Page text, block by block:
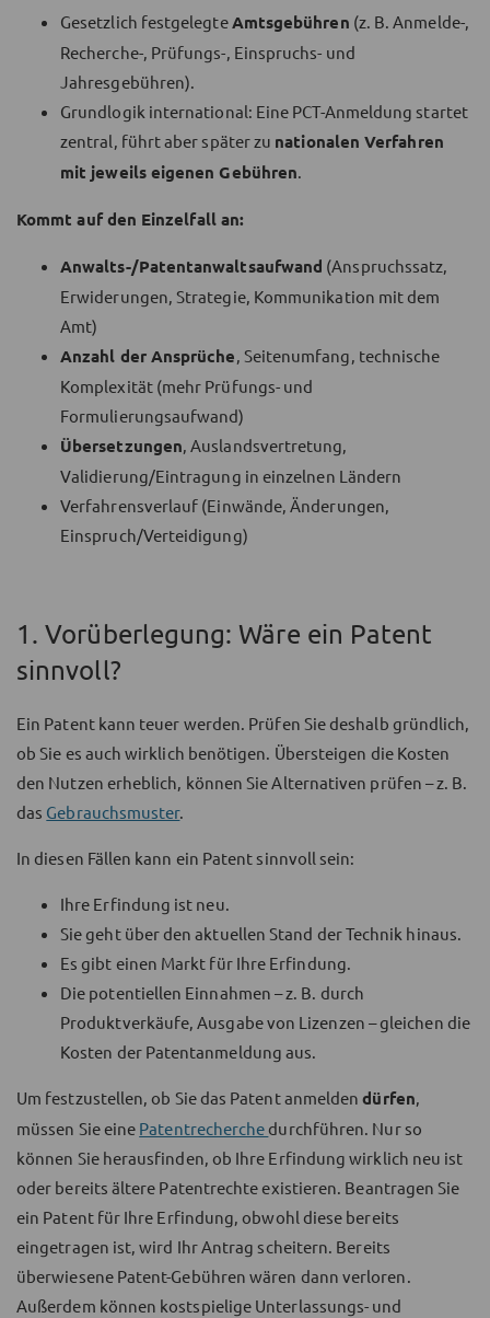
Gesetzlich festgelegteAmtsgebühren (z. B. Anmelde-,
Recherche-, Prüfungs-, Einspruchs- und
Jahresgebühren).
Grundlogik international: Eine PCT-Anmeldung startet
zentral, führt aber später zu nationalen Verfahren
mit jeweils eigenen Gebühren
Kommt auf den Einzelfall an:
Anwalts-/Patentanwaltsaufwand (Anspruchssatz,
Erwiderungen, Strategie, Kommunikation mit dem
Amt)
Anzahl der Ansprüche , Seitenumfang, technische
Komplexität (mehr Prüfungs- und
Formulierungsaufwand)
Übersetzungen , Auslandsvertretung,
Validierung/Eintragung in einzelnen Ländern
Verfahrensverlauf (Einwände, Änderungen,
Einspruch/Verteidigung)
1. Vorüberlegung: Wäre ein Patent
sinnvoll?
Ein Patent kann teuer werden. Prüfen Sie deshalb gründlich,
ob Sie es auch wirklich benötigen. Übersteigen die Kosten
den Nutzen erheblich, können Sie Alternativen prüfen – z. B.
das Gebrauchsmuster.
In diesen Fällen kann ein Patent sinnvoll sein:
Ihre Erfindung ist neu.
Sie geht über den aktuellen Stand der Technik hinaus.
Es gibt einen Markt für Ihre Erfindung.
Die potentiellen Einnahmen – z. B. durch
Produktverkäufe, Ausgabe von Lizenzen – gleichen die
Kosten der Patentanmeldung aus.
Um festzustellen, ob Sie das Patent anmeldendürfen,
müssen Sie eine Patentrecherche durchführen. Nur so
können Sie herausfinden, ob Ihre Erfindung wirklich neu ist
oder bereits ältere Patentrechte existieren. Beantragen Sie
ein Patent für Ihre Erfindung, obwohl diese bereits
eingetragen ist, wird Ihr Antrag scheitern. Bereits
überwiesene Patent-Gebühren wären dann verloren.
Außerdem können kostspielige Unterlassungs- und